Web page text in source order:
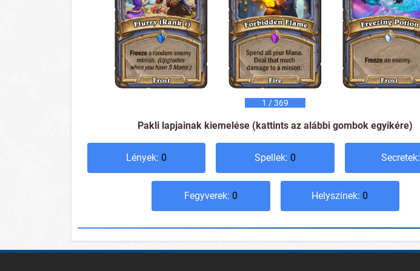
1 / 369
Pakli lapjainak kiemelése (kattints az alábbi gombok egyikére)
Lények: 0 Spellek: 0 Secretek:
Fegyverek: 0 Helyszínek: 0